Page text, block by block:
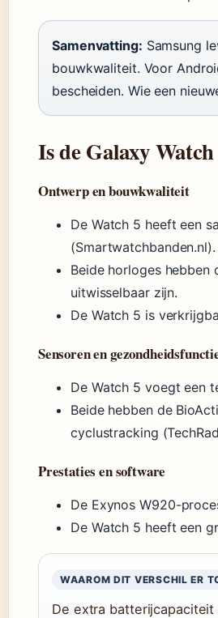
Samenvatting: Samsung
bouwkwaliteit. Voor
bescheiden. Wie een
Is de Galaxy
Ontwerp en bouwkwaliteit
De Watch 5 heeft een
(Smartwatchbanden.nl).
Beide horloges
uitwisselbaar zijn.
De Watch 5 is
Sensoren en
De Watch 5 voegt een
Beide hebben de
cyclustracking
Prestaties en software
De Exynos W920-
De Watch 5 heeft een
WAAROM DIT VERSCHIL ER
De extra